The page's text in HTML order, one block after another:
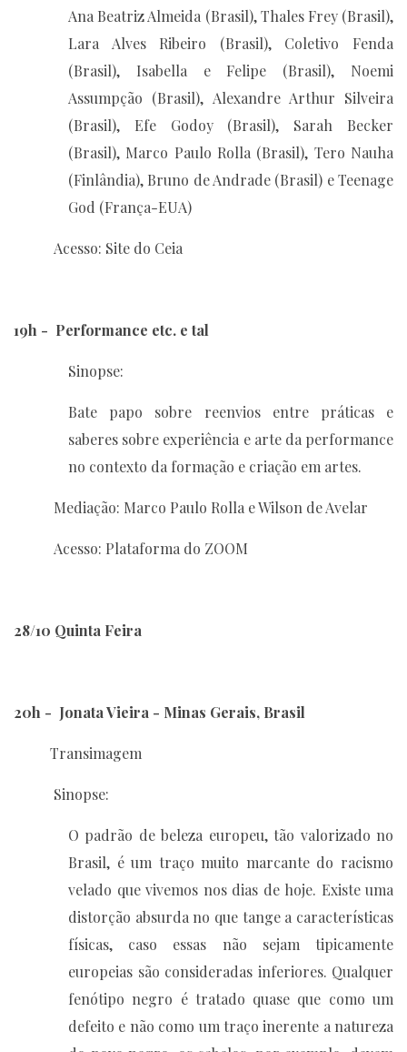
Ana Beatriz Almeida (Brasil), Thales Frey (Brasil),
Lara Alves Ribeiro (Brasil), Coletivo Fenda
(Brasil), Isabella e Felipe (Brasil), Noemi
Assumpção (Brasil), Alexandre Arthur Silveira
(Brasil), Efe Godoy (Brasil), Sarah Becker
(Brasil), Marco Paulo Rolla (Brasil), Tero Nauha
(Finlândia), Bruno de Andrade (Brasil) e Teenage
God (França-EUA)
Acesso: Site do Ceia
19h - Performance etc. e tal
Sinopse:
Bate papo sobre reenvios entre práticas e
saberes sobre experiência e arte da performance
no contexto da formação e criação em artes.
Mediação: Marco Paulo Rolla e Wilson de Avelar
Acesso: Plataforma do ZOOM
28/10 Quinta Feira
20h - Jonata Vieira - Minas Gerais, Brasil
Transimagem
Sinopse:
O padrão de beleza europeu, tão valorizado no
Brasil, é um traço muito marcante do racismo
velado que vivemos nos dias de hoje. Existe uma
distorção absurda no que tange a características
físicas, caso essas não sejam tipicamente
europeias são consideradas inferiores. Qualquer
fenótipo negro é tratado quase que como um
defeito e não como um traço inerente a natureza